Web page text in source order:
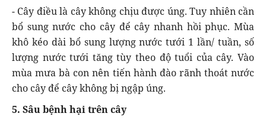
- Cây điều là cây không chịu được úng. Tuy nhiên cần
bổ sung nước cho cây để cây nhanh hồi phục. Mùa
khô kéo dài bổ sung lượng nước tưới 1 lần/ tuần, số
lượng nước tưới tăng tùy theo độ tuổi của cây. Vào
mùa mưa bà con nên tiến hành đào rãnh thoát nước
cho cây để cây không bị ngập úng.
5. Sâu bệnh hại trên cây